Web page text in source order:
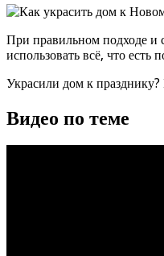
При правильном подходе и
использовать всё, что
Украсили дом к празднику?
Видео по теме